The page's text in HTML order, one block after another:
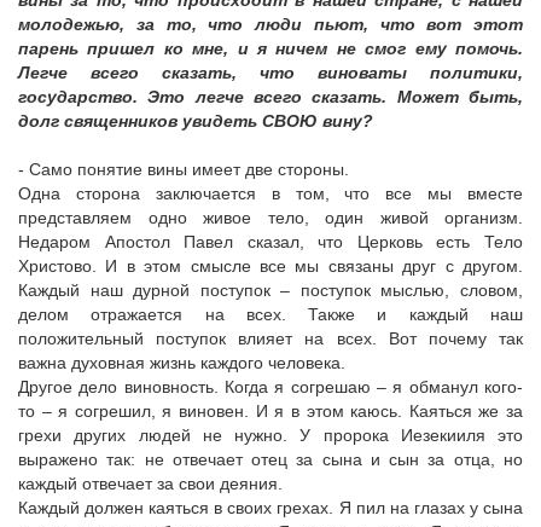
молодежью, за то, что люди пьют, что вот этот
парень пришел ко мне, и я ничем не смог ему помочь.
Легче всего сказать, что виноваты политики,
государство. Это легче всего сказать. Может быть,
долг священников увидеть СВОЮ вину?
- Само понятие вины имеет две стороны.
Одна сторона заключается в том, что все мы вместе
представляем одно живое тело, один живой организм.
Недаром Апостол Павел сказал, что Церковь есть Тело
Христово. И в этом смысле все мы связаны друг с другом.
Каждый наш дурной поступок – поступок мыслью, словом,
делом отражается на всех. Также и каждый наш
положительный поступок влияет на всех. Вот почему так
важна духовная жизнь каждого человека.
Другое дело виновность. Когда я согрешаю – я обманул кого-
то – я согрешил, я виновен. И я в этом каюсь. Каяться же за
грехи других людей не нужно. У пророка Иезекииля это
выражено так: не отвечает отец за сына и сын за отца, но
каждый отвечает за свои деяния.
Каждый должен каяться в своих грехах. Я пил на глазах у сына